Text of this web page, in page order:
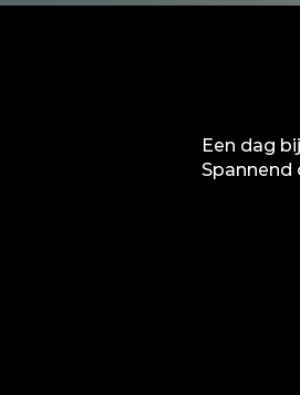
Een dag
Spannend